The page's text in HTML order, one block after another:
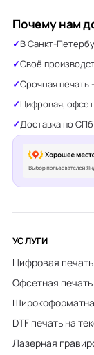
Почему нам
В Санкт-
Своё
Срочная печать
Цифровая,
Доставка по
УСЛУГИ
Цифровая печать
Офсетная печать
DTF печать на
Лазерная